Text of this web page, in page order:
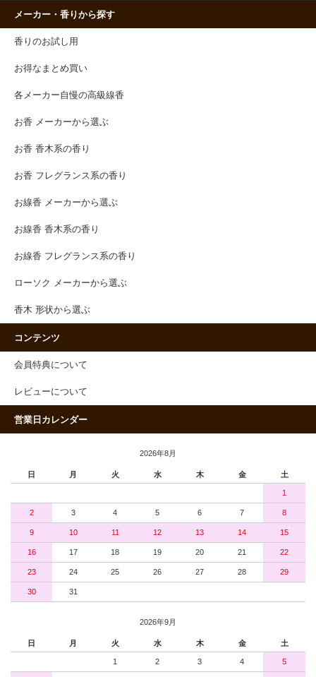
メーカー・香りから探す
香りのお試し用
お得なまとめ買い
各メーカー自慢の高級線香
お香 メーカーから選ぶ
お香 香木系の香り
お香 フレグランス系の香り
お線香 メーカーから選ぶ
お線香 香木系の香り
お線香 フレグランス系の香り
ローソク メーカーから選ぶ
香木 形状から選ぶ
コンテンツ
会員特典について
レビューについて
営業日カレンダー
2026年8月
日 月 火 水 木 金 土
1
2 3 4 5 6 7 8
9 10 11 12 13 14 15
16 17 18 19 20 21 22
23 24 25 26 27 28 29
30 31
2026年9月
日 月 火 水 木 金 土
1 2 3 4 5